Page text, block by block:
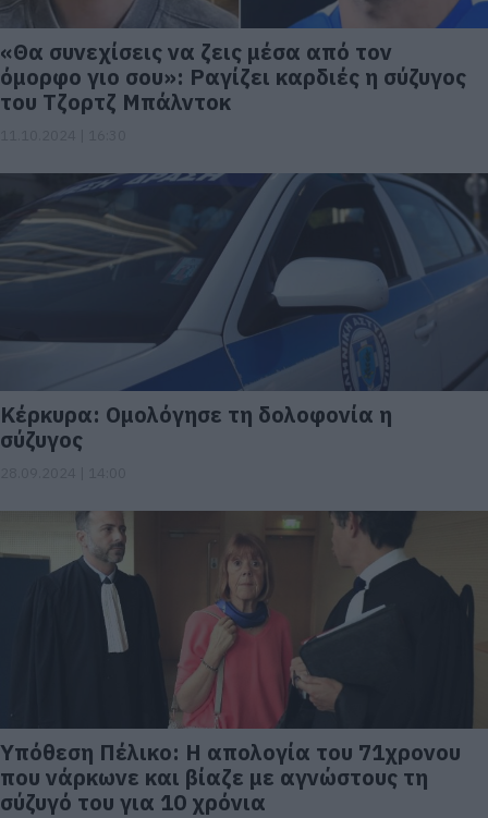
«Θα συνεχίσεις να ζεις μέσα από τον
όμορφο γιο σου»: Ραγίζει καρδιές η σύζυγος
του Τζορτζ Μπάλντοκ
Κέρκυρα: Ομολόγησε τη δολοφονία η
σύζυγος
Yπόθεση Πέλικο: Η απολογία του 71χρονου
που νάρκωνε και βίαζε με αγνώστους τη
σύζυγό του για 10 χρόνια